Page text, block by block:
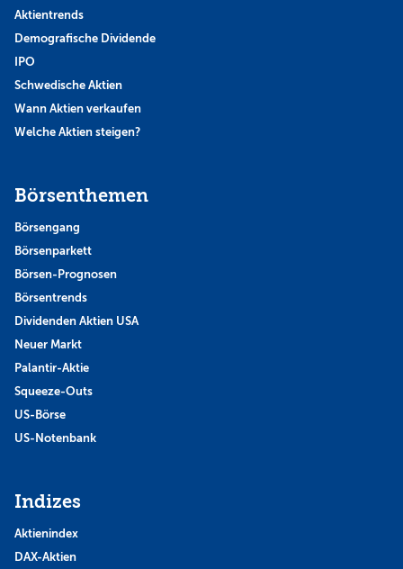
Aktientrends
Demografische Dividende
IPO
Schwedische Aktien
Wann Aktien verkaufen
Welche Aktien steigen?
Börsenthemen
Börsengang
Börsenparkett
Börsen-Prognosen
Börsentrends
Dividenden Aktien USA
Neuer Markt
Palantir-Aktie
Squeeze-Outs
US-Börse
US-Notenbank
Indizes
Aktienindex
DAX-Aktien